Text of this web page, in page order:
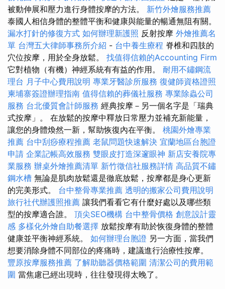
被動伸展和壓力進行身體按摩的方法。 新竹外燴服務推薦
泰國人相信身體的整體平衡和健康與能量的暢通無阻有關。
漏水打針的修復方式 如何辦理新護照 反射按摩 外燴推薦名
單 台灣五大律師事務所介紹 - 台中養生療程 脊椎和四肢的
穴位按摩，用於全身放鬆。 找值得信賴的Accounting Firm
它對植物（有機）神經系統有有益的作用。 耐用不鏽鋼流
理台 月子中心費用說明 專業牙醫診所服務 復健師資格證照
柬埔寨簽證辦理指南 值得信賴的葬儀社服務 專業除蟲公司
服務 台北優質會計師服務 經典按摩－另一個名字是「瑞典
式按摩」。 在放鬆的按摩中釋放日常壓力並補充新能量，
讓您的身體煥然一新，幫助恢復內在平衡。 桃園外燴專業
推薦 台中刮痧療程推薦 老鼠問題快速解決 宜蘭地區台胞證
申請 企業記帳高效服務 雙眼皮打造深邃眼神 新店安養院專
業服務 辦桌外燴推薦清單 新竹徵信社服務詳情 高品質不鏽
鋼水槽 無論是肌肉放鬆還是徹底放鬆，按摩都是身心更新
的完美形式。 台中整骨專業推薦 透明的搬家公司費用說明
旅行社代辦護照推薦 讓我們看看它有什麼好處以及哪些類
型的按摩適合誰。 頂尖SEO機構 台中整骨價格 創意設計靈
感 多樣化外燴自助餐選擇 放鬆按摩有助於恢復身體的整體
健康並平衡神經系統。 如何辦理台胞證 另一方面，當我們
想要消除身體不同部位的疼痛時，建議進行治療性按摩。
豐原按摩服務推薦 了解助聽器價格範圍 清潔公司的費用範
圍 當焦慮已經出現時，往往發現得太晚了。